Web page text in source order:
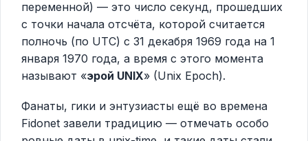
переменной) — это число секунд, прошедших
с точки начала отсчёта, которой считается
полночь (по UTC) с 31 декабря 1969 года на 1
января 1970 года, а время с этого момента
называют «эрой UNIX» (Unix Epoch).
Фанаты, гики и энтузиасты ещё во времена
Fidonet завели традицию — отмечать особо